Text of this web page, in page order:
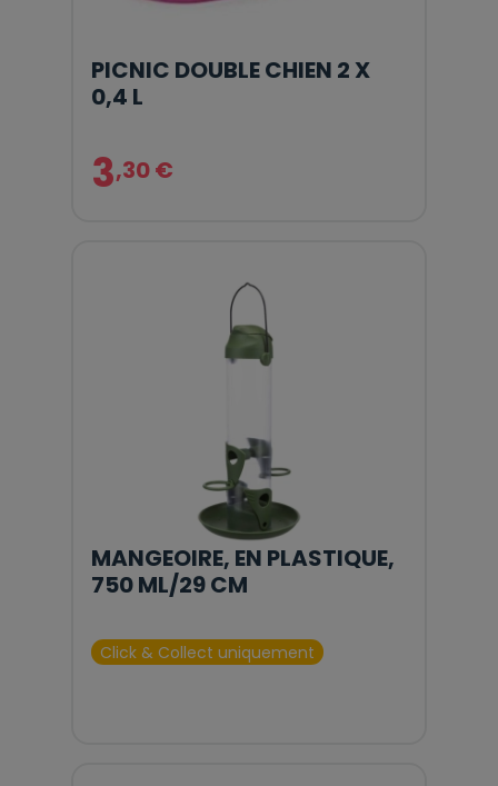
PICNIC DOUBLE CHIEN 2 X
0,4 L
3,30 €
MANGEOIRE, EN PLASTIQUE,
750 ML/29 CM
Click & Collect uniquement